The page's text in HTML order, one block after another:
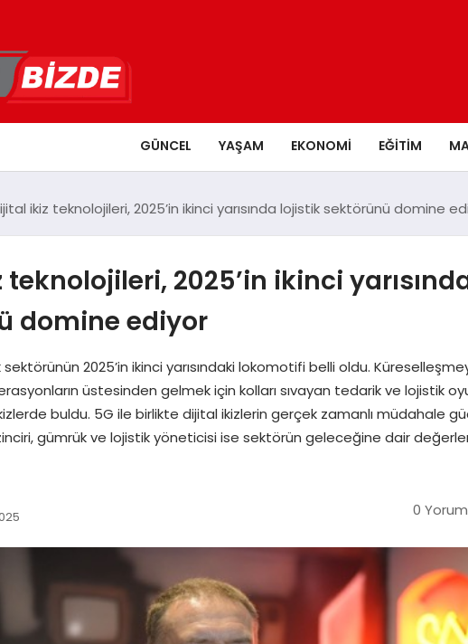
GÜNCEL YAŞAM EKONOMI EĞITIM
ikiz teknolojileri, 2025’in ikinci yarısında lojistik sektörünü domine
2025’in ikinci
domine ediyor
2025’in ikinci yarısındaki lokomotifi belli oldu.
üstesinden gelmek için kolları sıvayan tedarik ve lojistik
buldu. 5G ile birlikte dijital ikizlerin gerçek zamanlı müdahale
gümrük ve lojistik yöneticisi ise sektörün geleceğine dair
0 Yorum